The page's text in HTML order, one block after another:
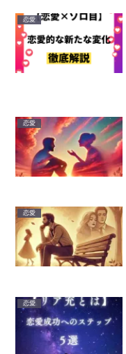
恋愛
恋愛
恋愛
恋愛